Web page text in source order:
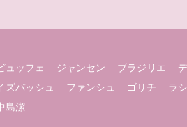
ュッフェ ジャンセン ブラジリエ
ズバッシュ ファンシュ ゴリチ ラ
島潔